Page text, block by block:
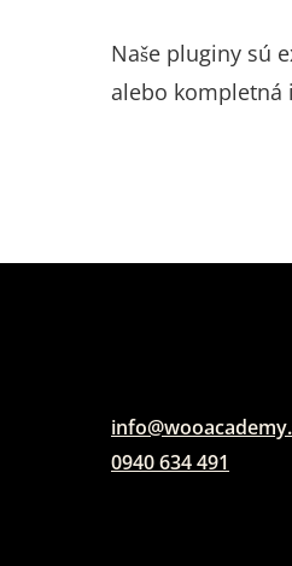
Naše pluginy sú
alebo kompletná
0940 634 491